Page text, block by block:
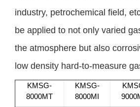
industry, petrochemical field,
be applied to not only varied
the atmosphere but also
low density hard-to-measure
KMSG-
8000MT
KMSG-
8000MI